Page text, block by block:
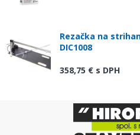
Rezačka na
DIC1008
358,75 € s DPH